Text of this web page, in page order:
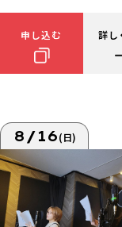
申し込む 詳し
8/16(日)